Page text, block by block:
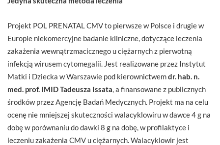
Projekt POL PRENATAL CMV to pierwsze w Polsce i drugie w
Europie niekomercyjne badanie kliniczne, dotyczące leczenia
zakażenia wewnątrzmacicznego u ciężarnych z pierwotną
infekcją wirusem cytomegalii. Jest realizowane przez Instytut
Matki i Dziecka w Warszawie pod kierownictwemdr. hab. n.
med. prof. IMID Tadeusza Issata , a finansowane z publicznych
środków przez Agencję Badań Medycznych. Projekt ma na celu
ocenę nie mniejszej skuteczności walacyklowiru w dawce 4 g na
dobę w porównaniu do dawki 8 g na dobę, w profilaktyce i
leczeniu zakażenia CMV u ciężarnych. Walacyklowir jest